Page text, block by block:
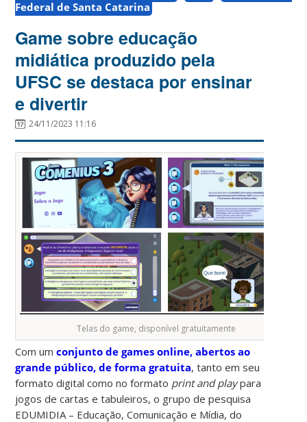
Federal de Santa Catarina
Game sobre educação
midiática produzido pela
UFSC se destaca por ensinar
e divertir
24/11/2023 11:16
Telas do game, disponível gratuitamente
Com umconjunto de games online, abertos ao
grande público, de forma gratuita, tanto em seu
formato digital como no formato print and playpara
jogos de cartas e tabuleiros, o grupo de pesquisa
EDUMIDIA – Educação, Comunicação e Mídia, do